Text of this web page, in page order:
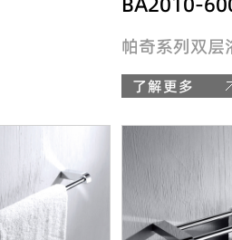
帕奇系列双层
了解更多